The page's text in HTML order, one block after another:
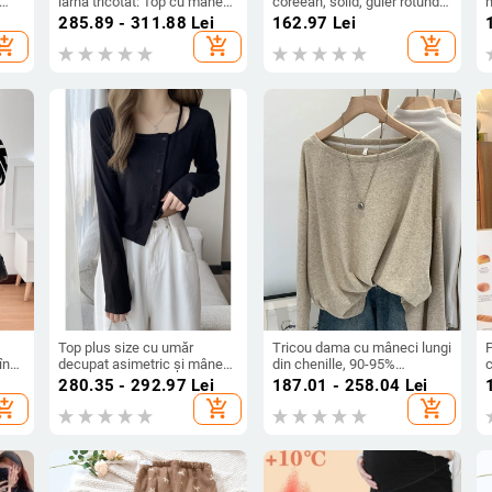
lungi și fustă scurtă, Air
Cotton Knit, 100% bumbac
285.89 - 311.88 Lei
add_shopping_cart
mâneci lungi, din bumbac și
in, Primăvară 2023
162.97 Lei
add_shopping_cart
Top plus size cu umăr
decupat asimetric și mâneci
lungi, tricot Chenille cu
Spandex sub 30%, croială
Slim
280.35 - 292.97 Lei
add_shopping_cart
Tricou dama cu mâneci lungi
din chenille, 90-95%
spandex, guler rotund,
mâneci 3/4, croială lejeră
187.01 - 258.04 Lei
add_shopping_cart